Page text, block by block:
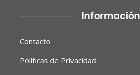
Información
Contacto
Políticas de Privacidad